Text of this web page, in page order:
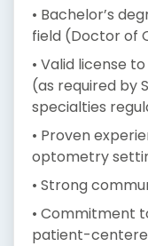
• Bachelor’s
field (Doctor of
• Valid license
(as required by
specialties
• Proven
optometry
• Strong
• Commitment
patient-